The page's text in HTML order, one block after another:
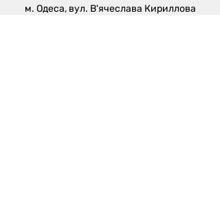
м. Одеса, вул. В'ячеслава Кириллова